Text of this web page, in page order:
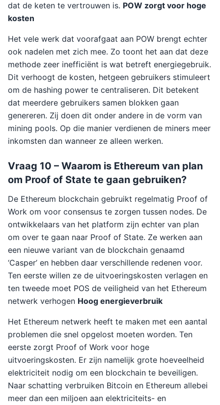
dat de keten te vertrouwen is. POW zorgt voor hoge
kosten
Het vele werk dat voorafgaat aan POW brengt echter
ook nadelen met zich mee. Zo toont het aan dat deze
methode zeer inefficiënt is wat betreft energiegebruik.
Dit verhoogt de kosten, hetgeen gebruikers stimuleert
om de hashing power te centraliseren. Dit betekent
dat meerdere gebruikers samen blokken gaan
genereren. Zij doen dit onder andere in de vorm van
mining pools. Op die manier verdienen de miners meer
inkomsten dan wanneer ze alleen werken.
Vraag 10 – Waarom is Ethereum van plan
om Proof of State te gaan gebruiken?
De Ethereum blockchain gebruikt regelmatig Proof of
Work om voor consensus te zorgen tussen nodes. De
ontwikkelaars van het platform zijn echter van plan
om over te gaan naar Proof of State. Ze werken aan
een nieuwe variant van de blockchain genaamd
‘Casper’ en hebben daar verschillende redenen voor.
Ten eerste willen ze de uitvoeringskosten verlagen en
ten tweede moet POS de veiligheid van het Ethereum
netwerk verhogen Hoog energieverbruik
Het Ethereum netwerk heeft te maken met een aantal
problemen die snel opgelost moeten worden. Ten
eerste zorgt Proof of Work voor hoge
uitvoeringskosten. Er zijn namelijk grote hoeveelheid
elektriciteit nodig om een blockchain te beveiligen.
Naar schatting verbruiken Bitcoin en Ethereum allebei
meer dan een miljoen aan elektriciteits- en